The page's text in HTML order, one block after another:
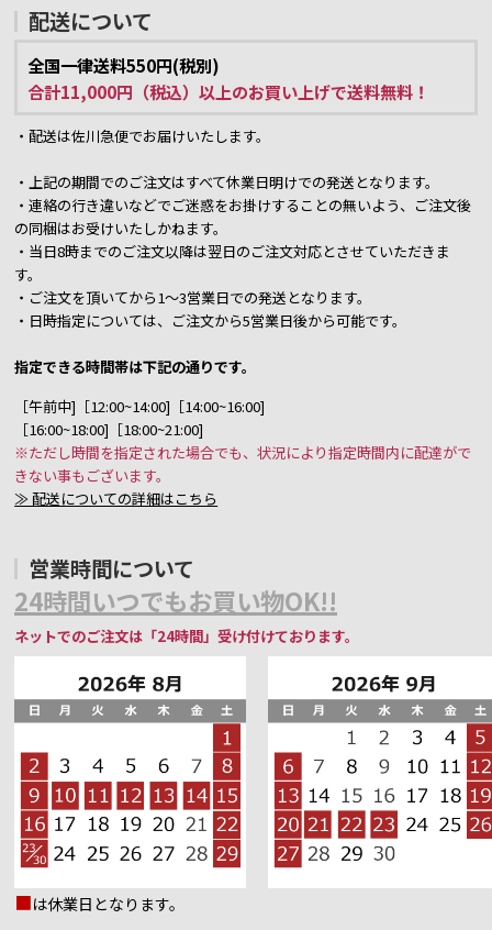
配送について
全国一律送料550円(税別)
合計11,000円（税込）以上のお買い上げで送料無料！
・配送は佐川急便でお届けいたします。
・上記の期間でのご注文はすべて休業日明けでの発送となります。
・連絡の行き違いなどでご迷惑をお掛けすることの無いよう、ご注文後
の同梱はお受けいたしかねます。
・当日8時までのご注文以降は翌日のご注文対応とさせていただきま
す。
・ご注文を頂いてから1～3営業日での発送となります。
・日時指定については、ご注文から5営業日後から可能です。
指定できる時間帯は下記の通りです。
［午前中]［12:00~14:00]［14:00~16:00]
［16:00~18:00]［18:00~21:00]
※ただし時間を指定された場合でも、状況により指定時間内に配達がで
きない事もございます。
≫ 配送についての詳細はこちら
営業時間について
24時間いつでもお買い物OK!!
ネットでのご注文は「24時間」受け付けております。
■は休業日となります。